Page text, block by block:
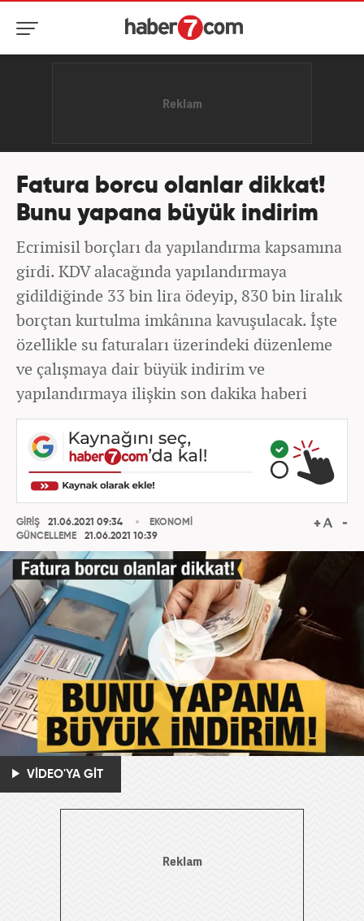
Fatura borcu olanlar dikkat!
Bunu yapana büyük indirim
Ecrimisil borçları da yapılandırma kapsamına
girdi. KDV alacağında yapılandırmaya
gidildiğinde 33 bin lira ödeyip, 830 bin liralık
borçtan kurtulma imkânına kavuşulacak. İşte
özellikle su faturaları üzerindeki düzenleme
ve çalışmaya dair büyük indirim ve
yapılandırmaya ilişkin son dakika haberi
GİRİŞ
21.06.2021 09:34
GÜNCELLEME
21.06.2021 10:39
EKONOMİ
VİDEO'YA GİT